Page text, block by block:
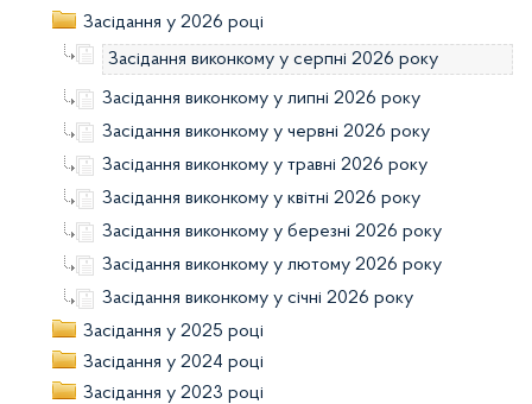
Засідання у 2026 році
Засідання виконкому у серпні 2026 року
Засідання виконкому у липні 2026 року
Засідання виконкому у червні 2026 року
Засідання виконкому у травні 2026 року
Засідання виконкому у квітні 2026 року
Засідання виконкому у березні 2026 року
Засідання виконкому у лютому 2026 року
Засідання виконкому у січні 2026 року
Засідання у 2025 році
Засідання у 2024 році
Засідання у 2023 році